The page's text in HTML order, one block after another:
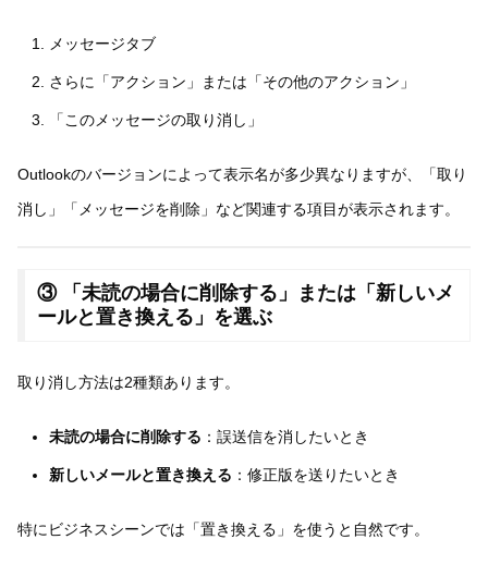
メッセージタブ
さらに「アクション」または「その他のアクション」
「このメッセージの取り消し」
Outlookのバージョンによって表示名が多少異なりますが、「取り
消し」「メッセージを削除」など関連する項目が表示されます。
③ 「未読の場合に削除する」または「新しいメ
ールと置き換える」を選ぶ
取り消し方法は2種類あります。
未読の場合に削除する ：誤送信を消したいとき
新しいメールと置き換える ：修正版を送りたいとき
特にビジネスシーンでは「置き換える」を使うと自然です。